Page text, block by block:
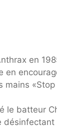
en
en
mains
le batteur